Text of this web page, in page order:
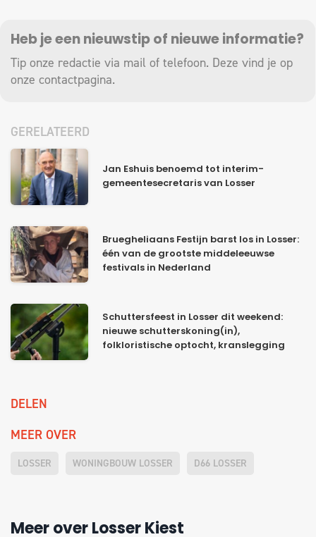
Heb je een nieuwstip of nieuwe informatie?
Tip onze redactie via mail of telefoon. Deze vind je op
onze contactpagina.
GERELATEERD
Jan Eshuis benoemd tot interim-
gemeentesecretaris van Losser
Bruegheliaans Festijn barst los in Losser:
één van de grootste middeleeuwse
festivals in Nederland
Schuttersfeest in Losser dit weekend:
nieuwe schutterskoning(in),
folkloristische optocht, kranslegging
DELEN
MEER OVER
LOSSER WONINGBOUW LOSSER D66 LOSSER
Meer over Losser Kiest